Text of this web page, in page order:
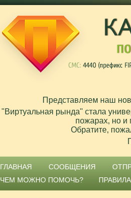
Представляем наш
"Виртуальная рында" стала
пожарах, но и
Обратите,
ГЛАВНАЯ СООБЩЕНИЯ
ЧЕМ МОЖНО ПОМОЧЬ?